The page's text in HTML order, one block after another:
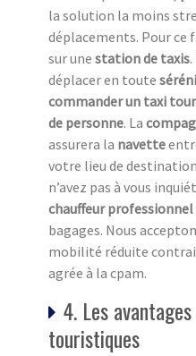
la solution la moins
déplacements. Pour ce
sur une station de taxis
déplacer en toute
commander un taxi
de personne. La
assurera la navette
votre lieu de
n’avez pas à vous
chauffeur professionnel
bagages. Nous
mobilité réduite
agrée à la cpam.
4. Les
touristiques